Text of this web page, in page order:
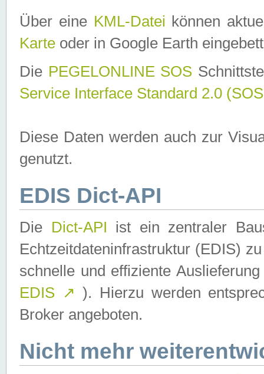
Über eine KML-Datei können
Karte oder in Google Earth
Die PEGELONLINE SOS
Service Interface Standard 2.0
Diese Daten werden auch zur
genutzt.
EDIS Dict-API
Die Dict-API ist ein zentraler
Echtzeitdateninfrastruktur (EDIS)
schnelle und effiziente
EDIS ↗ ). Hierzu werden
Broker angeboten.
Nicht mehr